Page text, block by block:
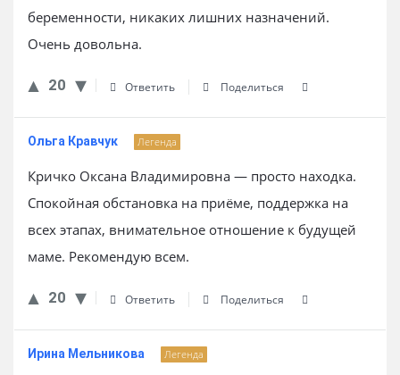
беременности, никаких лишних назначений.
Очень довольна.
20 Ответить Поделиться
Ольга Кравчук Легенда
Кричко Оксана Владимировна — просто находка.
Спокойная обстановка на приёме, поддержка на
всех этапах, внимательное отношение к будущей
маме. Рекомендую всем.
20 Ответить Поделиться
Ирина Мельникова Легенда